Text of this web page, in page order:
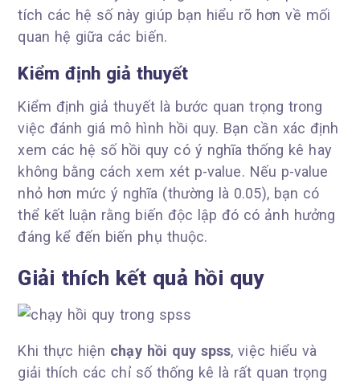
tích các hệ số này giúp bạn hiểu rõ hơn về mối
quan hệ giữa các biến.
Kiểm định giả thuyết
Kiểm định giả thuyết là bước quan trọng trong
việc đánh giá mô hình hồi quy. Bạn cần xác định
xem các hệ số hồi quy có ý nghĩa thống kê hay
không bằng cách xem xét p-value. Nếu p-value
nhỏ hơn mức ý nghĩa (thường là 0.05), bạn có
thể kết luận rằng biến độc lập đó có ảnh hưởng
đáng kể đến biến phụ thuộc.
Giải thích kết quả hồi quy
Khi thực hiện chạy hồi quy spss, việc hiểu và
giải thích các chỉ số thống kê là rất quan trọng